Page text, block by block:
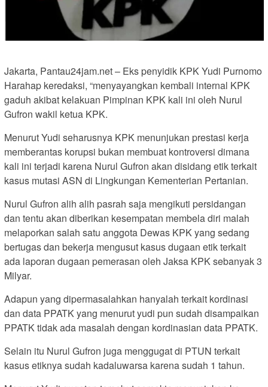
Jakarta, Pantau24jam.net – Eks penyidik KPK Yudi Purnomo
Harahap keredaksi, “menyayangkan kembali internal KPK
gaduh akibat kelakuan Pimpinan KPK kali ini oleh Nurul
Gufron wakil ketua KPK.
Menurut Yudi seharusnya KPK menunjukan prestasi kerja
memberantas korupsi bukan membuat kontroversi dimana
kali ini terjadi karena Nurul Gufron akan disidang etik terkait
kasus mutasi ASN di Lingkungan Kementerian Pertanian.
Nurul Gufron alih alih pasrah saja mengikuti persidangan
dan tentu akan diberikan kesempatan membela diri malah
melaporkan salah satu anggota Dewas KPK yang sedang
bertugas dan bekerja mengusut kasus dugaan etik terkait
ada laporan dugaan pemerasan oleh Jaksa KPK sebanyak 3
Milyar.
Adapun yang dipermasalahkan hanyalah terkait kordinasi
dan data PPATK yang menurut yudi pun sudah disampaikan
PPATK tidak ada masalah dengan kordinasian data PPATK.
Selain itu Nurul Gufron juga menggugat di PTUN terkait
kasus etiknya sudah kadaluwarsa karena sudah 1 tahun.